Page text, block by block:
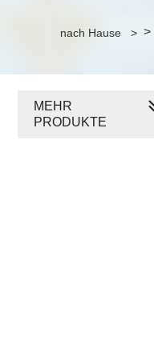
nach Hause > >
MEHR
PRODUKTE